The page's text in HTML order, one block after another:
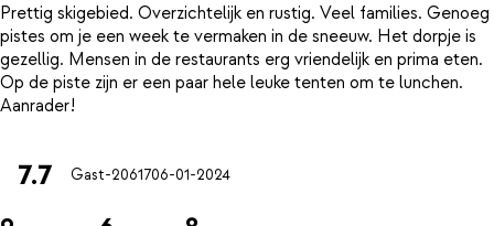
Prettig skigebied. Overzichtelijk en rustig. Veel families. Genoeg
pistes om je een week te vermaken in de sneeuw. Het dorpje is
gezellig. Mensen in de restaurants erg vriendelijk en prima eten.
Op de piste zijn er een paar hele leuke tenten om te lunchen.
7.7 Gast-2061706-01-2024